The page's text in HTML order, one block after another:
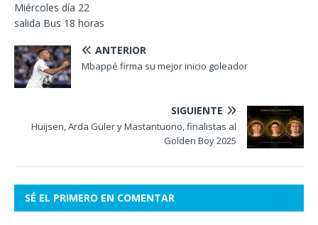
Miércoles día 22
salida Bus 18 horas
ANTERIOR
Mbappé firma su mejor inicio goleador
SIGUIENTE
Huijsen, Arda Güler y Mastantuono, finalistas al
Golden Boy 2025
SÉ EL PRIMERO EN COMENTAR